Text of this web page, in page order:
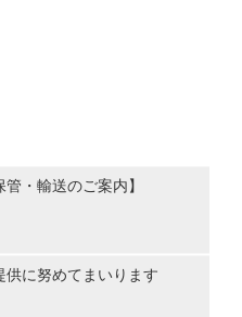
管・輸送のご案内】
に努めてまいります